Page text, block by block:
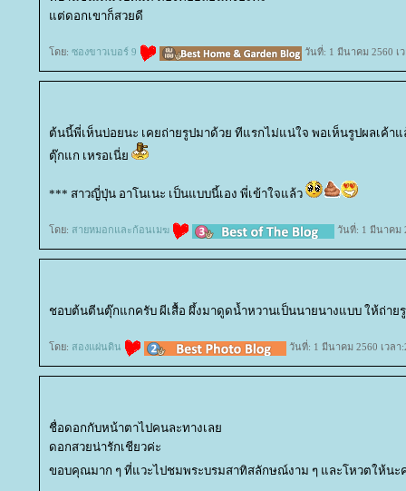
ต่ดอกเขาก็สวยดี
ดย: ซองขาวเบอร์ 9 วันที่: 1 มีนาคม 2560 เ
ต้นนี้พี่เห็นบ่อยนะ เคยถ่ายรูปมาด้วย ทีแรกไม่แน่ใจ พอเห็นรูปผลเค้า
ตุ๊กแก เหรอเนี่
*** สาวญี่ปุ่น อาโนเนะ เป็นแบบนี้เอง พี่เข้าใจแล้ว
ดย: สายหมอกและก้อนเมฆ วันที่: 1 มีนาคม
ชอบต้นตีนตุ๊กแกครับ ผีเสื้อ ผึ้งมาดูดน้ำหวานเป็นนายนางแบบ ให้ถ่าย
ดย: สองแผ่นดิน วันที่: 1 มีนาคม 2560 เวลา
ชื่อดอกกับหน้าตาไปคนละทางเล
ดอกสวยน่ารักเชียวค่ะ
ขอบคุณมาก ๆ ที่แวะไปชมพระบรมสาทิสลักษณ์งาม ๆ และโหวตให้นะ